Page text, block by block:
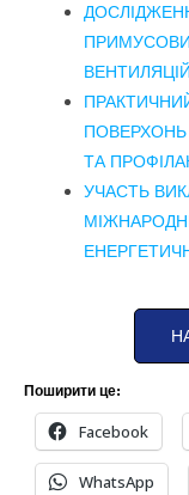
ТА
УЧАСТЬ
Поширити це:
Facebook
WhatsApp